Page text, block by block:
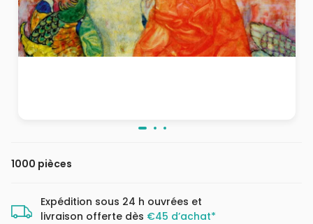
1000 pièces
Expédition sous 24 h ouvrées et
livraison offerte dès €45 d’achat*